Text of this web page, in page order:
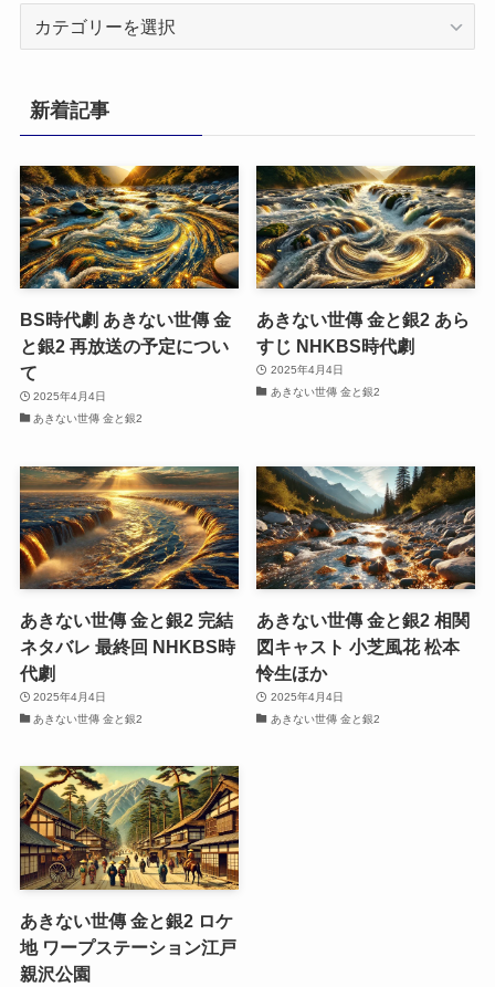
リ
ー
新着記事
BS時代劇 あきない世傳 金
と銀2 再放送の予定につい
て
2025年4月4日
あきない世傳 金と銀2
あきない世傳 金と銀2 あら
すじ NHKBS時代劇
2025年4月4日
あきない世傳 金と銀2
あきない世傳 金と銀2 完結
ネタバレ 最終回 NHKBS時
代劇
2025年4月4日
あきない世傳 金と銀2
あきない世傳 金と銀2 相関
図キャスト 小芝風花 松本
怜生ほか
2025年4月4日
あきない世傳 金と銀2
あきない世傳 金と銀2 ロケ
地 ワープステーション江戸
親沢公園